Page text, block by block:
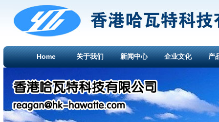
Home 关于我们 新闻中心 企业文化 产